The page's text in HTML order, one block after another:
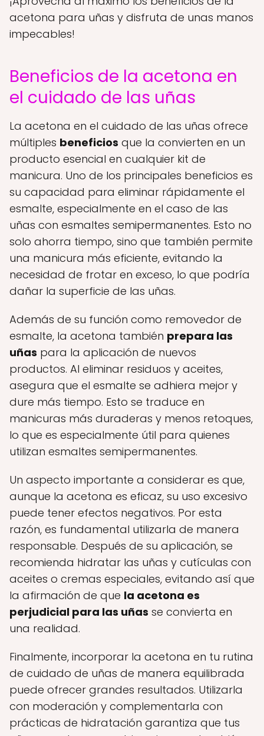
acetona para uñas y disfruta de unas manos
impecables!
Beneficios de la acetona en
el cuidado de las uñas
La acetona en el cuidado de las uñas ofrece
múltiples beneficios que la convierten en un
producto esencial en cualquier kit de
manicura. Uno de los principales beneficios es
su capacidad para eliminar rápidamente el
esmalte, especialmente en el caso de las
uñas con esmaltes semipermanentes. Esto no
solo ahorra tiempo, sino que también permite
una manicura más eficiente, evitando la
necesidad de frotar en exceso, lo que podría
dañar la superficie de las uñas.
Además de su función como removedor de
esmalte, la acetona también prepara las
uñas para la aplicación de nuevos
productos. Al eliminar residuos y aceites,
asegura que el esmalte se adhiera mejor y
dure más tiempo. Esto se traduce en
manicuras más duraderas y menos retoques,
lo que es especialmente útil para quienes
utilizan esmaltes semipermanentes.
Un aspecto importante a considerar es que,
aunque la acetona es eficaz, su uso excesivo
puede tener efectos negativos. Por esta
razón, es fundamental utilizarla de manera
responsable. Después de su aplicación, se
recomienda hidratar las uñas y cutículas con
aceites o cremas especiales, evitando así que
la afirmación de que la acetona es
perjudicial para las uñas se convierta en
una realidad.
Finalmente, incorporar la acetona en tu rutina
de cuidado de uñas de manera equilibrada
puede ofrecer grandes resultados. Utilizarla
con moderación y complementarla con
prácticas de hidratación garantiza que tus